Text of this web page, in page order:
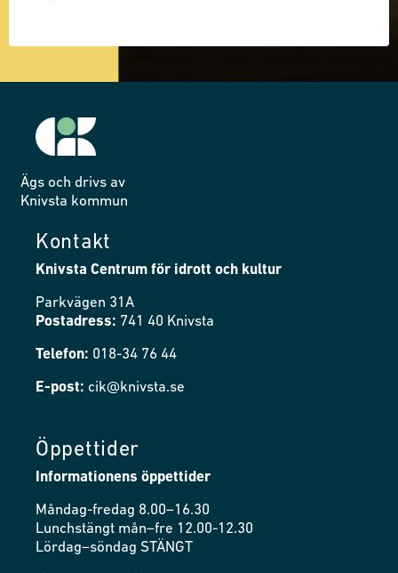
Ägs och drivs av
Knivsta kommun
Kontakt
Knivsta Centrum för idrott och kultur
Parkvägen 31A
Postadress: 741 40 Knivsta
Telefon: 018-34 76 44
E-post: cik@knivsta.se
Öppettider
Informationens öppettider
Måndag-fredag 8.00–16.30
Lunchstängt mån–fre 12.00-12.30
Lördag–söndag STÄNGT